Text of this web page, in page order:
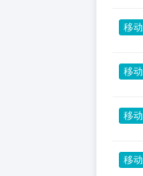
移动
移动
移动
移动